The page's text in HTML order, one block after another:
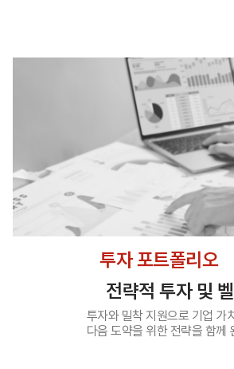
투자 포트폴리오
전략적 투자 및
투자와 밀착 지원으로 기업 가
다음 도약을 위한 전략을 함께